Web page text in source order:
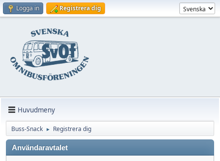
Logga in Registrera dig
Huvudmeny
Buss-Snack ► Registrera dig
Användaravtalet